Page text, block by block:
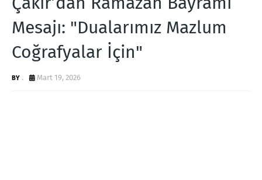
Mesajı: "Dualarımız Mazlum
Coğrafyalar İçin"
. Mart 19, 2026